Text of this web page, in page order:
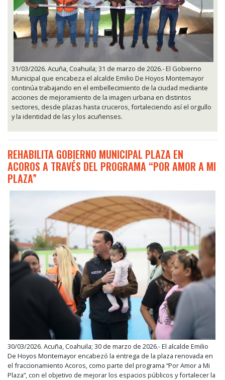
31/03/2026. Acuña, Coahuila; 31 de marzo de 2026.- El Gobierno
Municipal que encabeza el alcalde Emilio De Hoyos Montemayor
continúa trabajando en el embellecimiento de la ciudad mediante
acciones de mejoramiento de la imagen urbana en distintos
sectores, desde plazas hasta cruceros, fortaleciendo así el orgullo
y la identidad de las y los acuñenses.
REHABILITA GOBIERNO MUNICIPAL PLAZA EN
ACOROS A TRAVÉS DEL PROGRAMA “POR AMOR A MI
PLAZA”
30/03/2026. Acuña, Coahuila; 30 de marzo de 2026.- El alcalde Emilio
De Hoyos Montemayor encabezó la entrega de la plaza renovada en
el fraccionamiento Acoros, como parte del programa “Por Amor a Mi
Plaza”, con el objetivo de mejorar los espacios públicos y fortalecer la